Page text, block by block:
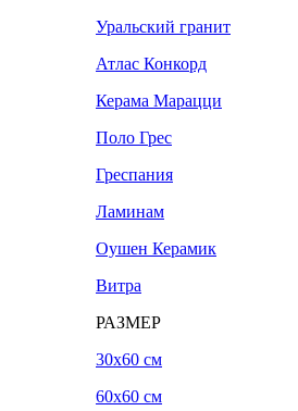
Уральский гранит
Атлас Конкорд
Керама Марацци
Поло Грес
Греспания
Ламинам
Оушен Керамик
Витра
РАЗМЕР
30x60 см
60x60 см